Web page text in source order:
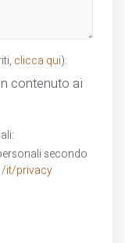
clicca qui):
contenuto ai
secondo
/it/privacy